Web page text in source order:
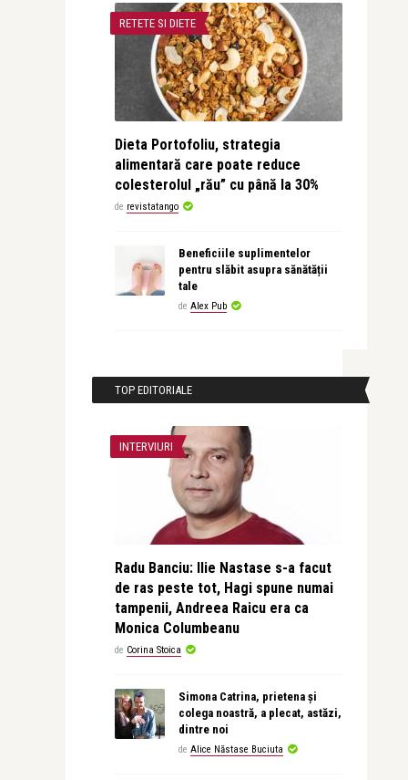
RETETE SI DIETE
Dieta Portofoliu, strategia
alimentară care poate reduce
colesterolul „rău” cu până la 30%
de revistatango
Beneficiile suplimentelor
pentru slăbit asupra sănătății
tale
de Alex Pub
TOP EDITORIALE
INTERVIURI
Radu Banciu: Ilie Nastase s-a facut
de ras peste tot, Hagi spune numai
tampenii, Andreea Raicu era ca
Monica Columbeanu
de Corina Stoica
Simona Catrina, prietena și
colega noastră, a plecat, astăzi,
dintre noi
de Alice Năstase Buciuta